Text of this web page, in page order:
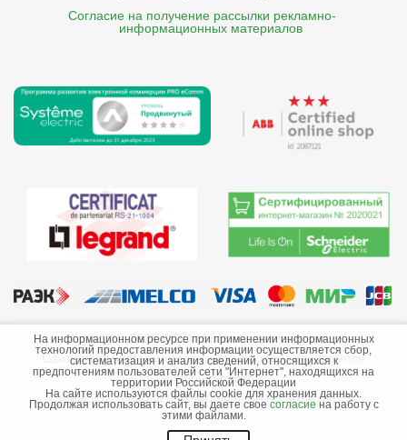
Согласие на получение рассылки рекламно-
    информационных материалов
©2013-2026 ООО «Краснодарэлектро»
Сайт носит информационный характер и не является
публичной офертой.
Стоимость товаров и их наличие не гарантируются.
На информационном ресурсе при применении информационных
технологий предоставления информации осуществляется сбор,
систематизация и анализ сведений, относящихся к
предпочтениям пользователей сети "Интернет", находящихся на
территории Российской Федерации
На сайте используются файлы cookie для хранения данных.
Продолжая использовать сайт, вы даете свое согласие на работу с
этими файлами.